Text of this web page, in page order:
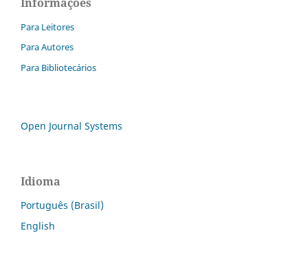
Para Leitores
Para Autores
Para Bibliotecários
Open Journal Systems
Idioma
Português (Brasil)
English